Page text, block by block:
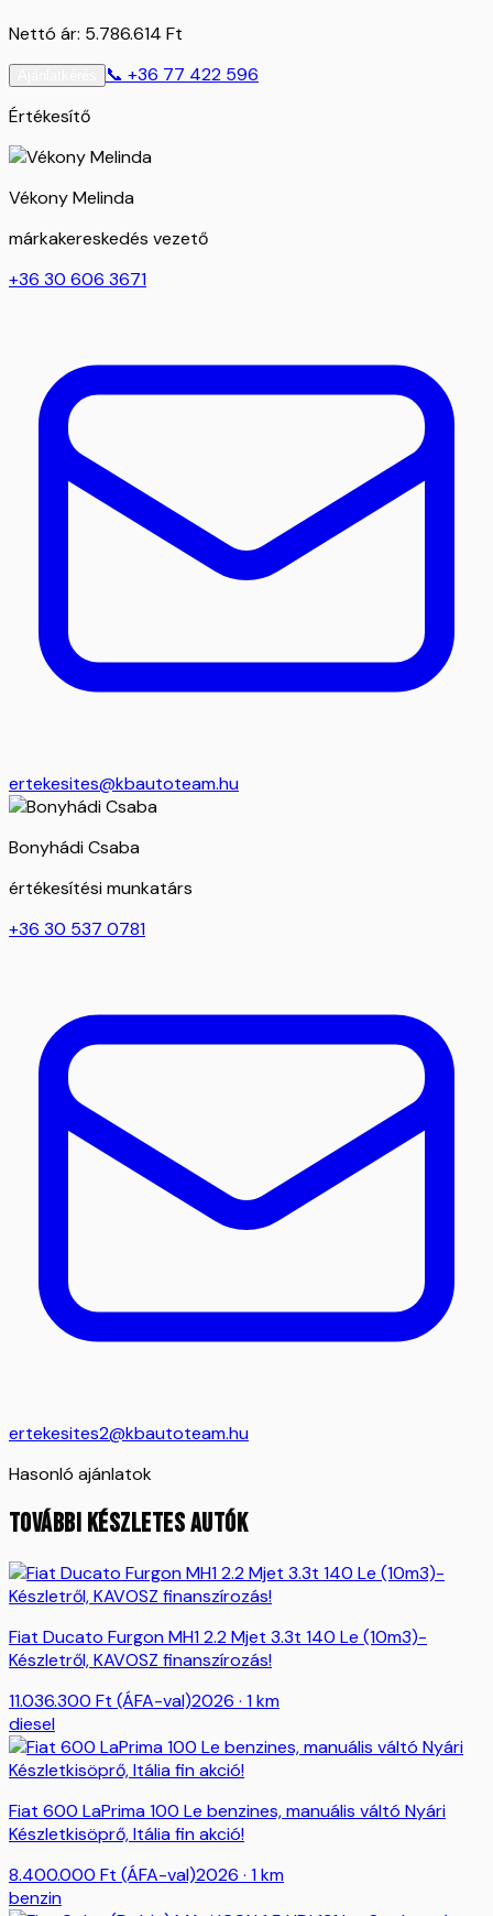
Nettó ár: 5.786.614 Ft
📞 +36 77 422 596
Értékesítő
Vékony Melinda
márkakereskedés vezető
+36 30 606 3671
ertekesites@kbautoteam.hu
Bonyhádi Csaba
értékesítési munkatárs
+36 30 537 0781
ertekesites2@kbautoteam.hu
Hasonló ajánlatok
TOVÁBBI KÉSZLETES AUTÓK
Fiat Ducato Furgon MH1 2.2 Mjet 3.3t 140 Le (10m3)-
Készletről, KAVOSZ finanszírozás!
11.036.300 Ft (ÁFA-val)2026 · 1 km
diesel
Fiat 600 LaPrima 100 Le benzines, manuális váltó Nyári
Készletkisöprő, Itália fin akció!
8.400.000 Ft (ÁFA-val)2026 · 1 km
benzin